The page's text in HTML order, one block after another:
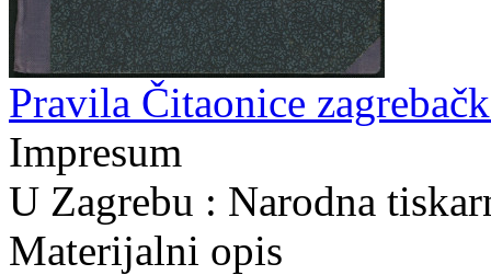
Pravila Čitaonice
Impresum
U Zagrebu : Narodna
Materijalni opis